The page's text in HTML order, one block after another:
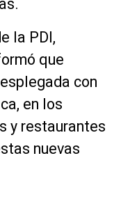
la PDI,
que
con
en los
y restaurantes
nuevas